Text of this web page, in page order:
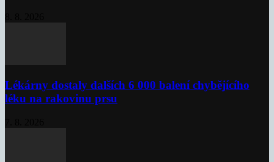
Lékárny dostaly dalších 6 000 balení chybějícího
léku na rakovinu prsu